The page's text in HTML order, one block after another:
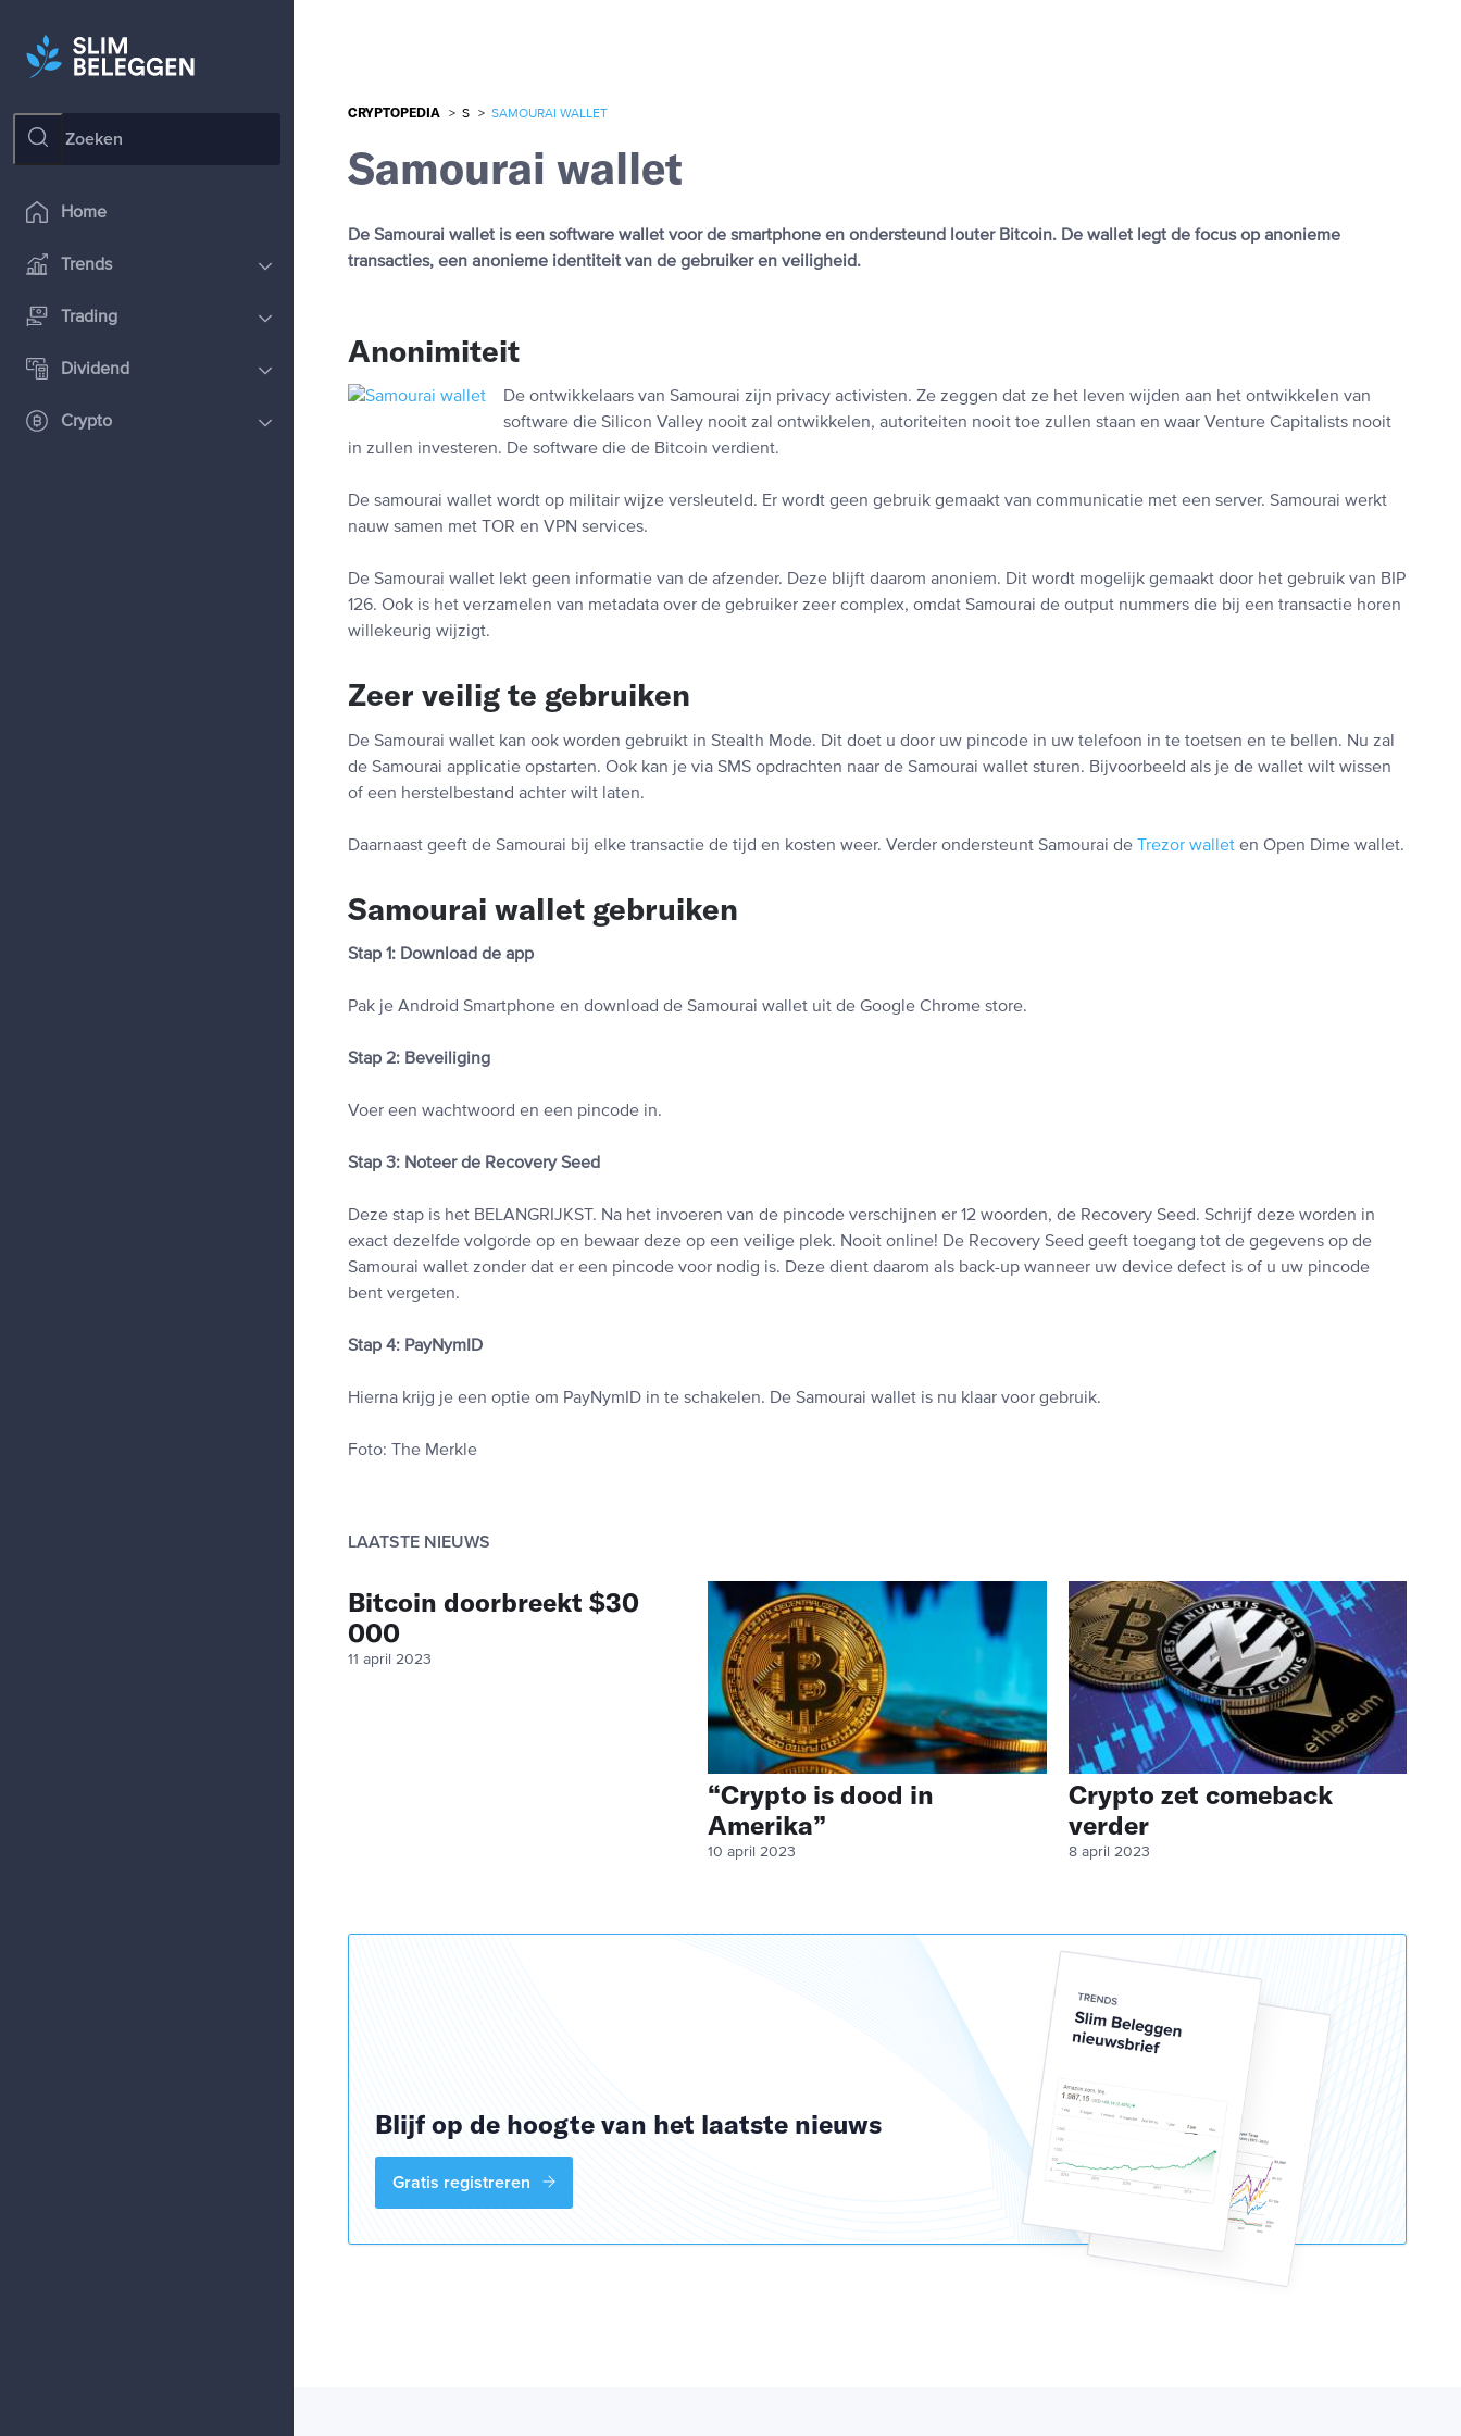
Home
Trends
Trading
Dividend
Crypto
CRYPTOPEDIA > S > SAMOURAI WALLET
Samourai wallet
De Samourai wallet is een software wallet voor de smartphone en ondersteund louter Bitcoin. De wallet legt de focus op anonieme
transacties, een anonieme identiteit van de gebruiker en veiligheid.
Anonimiteit
De ontwikkelaars van Samourai zijn privacy activisten. Ze zeggen dat ze het leven wijden aan het ontwikkelen van
software die Silicon Valley nooit zal ontwikkelen, autoriteiten nooit toe zullen staan en waar Venture Capitalists nooit
in zullen investeren. De software die de Bitcoin verdient.
De samourai wallet wordt op militair wijze versleuteld. Er wordt geen gebruik gemaakt van communicatie met een server. Samourai werkt
nauw samen met TOR en VPN services.
De Samourai wallet lekt geen informatie van de afzender. Deze blijft daarom anoniem. Dit wordt mogelijk gemaakt door het gebruik van BIP
126. Ook is het verzamelen van metadata over de gebruiker zeer complex, omdat Samourai de output nummers die bij een transactie horen
willekeurig wijzigt.
Zeer veilig te gebruiken
De Samourai wallet kan ook worden gebruikt in Stealth Mode. Dit doet u door uw pincode in uw telefoon in te toetsen en te bellen. Nu zal
de Samourai applicatie opstarten. Ook kan je via SMS opdrachten naar de Samourai wallet sturen. Bijvoorbeeld als je de wallet wilt wissen
of een herstelbestand achter wilt laten.
Daarnaast geeft de Samourai bij elke transactie de tijd en kosten weer. Verder ondersteunt Samourai de Trezor wallet en Open Dime wallet.
Samourai wallet gebruiken
Stap 1: Download de app
Pak je Android Smartphone en download de Samourai wallet uit de Google Chrome store.
Stap 2: Beveiliging
Voer een wachtwoord en een pincode in.
Stap 3: Noteer de Recovery Seed
Deze stap is het BELANGRIJKST. Na het invoeren van de pincode verschijnen er 12 woorden, de Recovery Seed. Schrijf deze worden in
exact dezelfde volgorde op en bewaar deze op een veilige plek. Nooit online! De Recovery Seed geeft toegang tot de gegevens op de
Samourai wallet zonder dat er een pincode voor nodig is. Deze dient daarom als back-up wanneer uw device defect is of u uw pincode
bent vergeten.
Stap 4: PayNymID
Hierna krijg je een optie om PayNymID in te schakelen. De Samourai wallet is nu klaar voor gebruik.
Foto: The Merkle
LAATSTE NIEUWS
Bitcoin doorbreekt $30
000
11 april 2023
“Crypto is dood in
Amerika”
10 april 2023
Crypto zet comeback
verder
8 april 2023
Blijf op de hoogte van het laatste nieuws
Gratis registreren